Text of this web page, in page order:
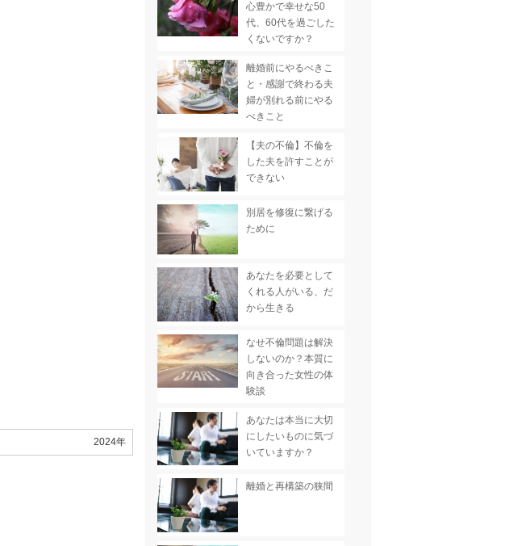
2024年
心豊かで幸せな50
代、60代を過ごした
くないですか？
離婚前にやるべきこ
と・感謝で終わる夫
婦が別れる前にやる
べきこと
【夫の不倫】不倫を
した夫を許すことが
できない
別居を修復に繋げる
ために
あなたを必要として
くれる人がいる、だ
から生きる
なせ不倫問題は解決
しないのか？本質に
向き合った女性の体
験談
あなたは本当に大切
にしたいものに気づ
いていますか？
離婚と再構築の狭間